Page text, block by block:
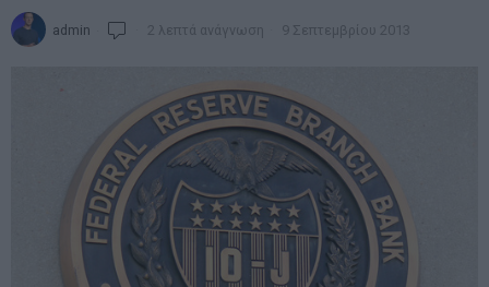
admin 2 λεπτά ανάγνωση 9 Σεπτεμβρίου 2013